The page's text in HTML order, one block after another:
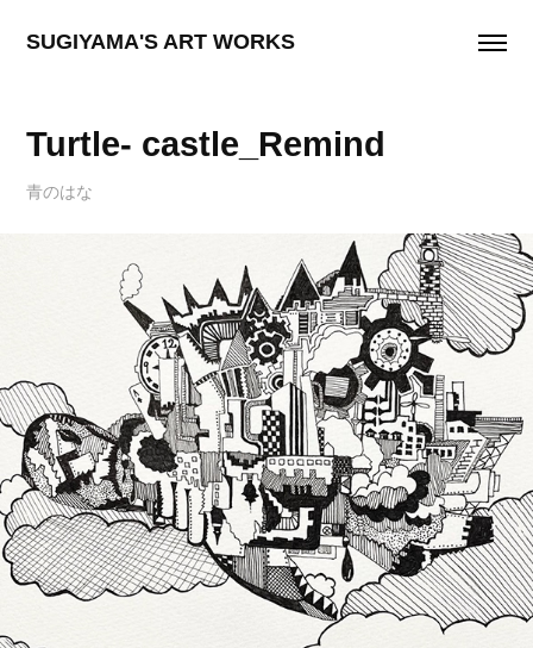
SUGIYAMA'S ART WORKS
Turtle- castle_Remind
青のはな